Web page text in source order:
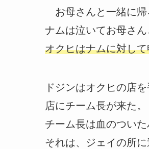
お母さんと一緒に帰
ナムは泣いてお母さ
オクヒはナムに対し
ドジンはオクヒの店を
店にチーム長が来た。
チーム長は血のつい
それは、ジェイの所